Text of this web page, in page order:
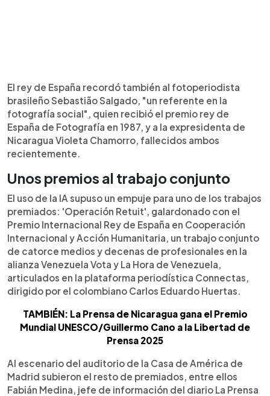
El rey de España recordó también al fotoperiodista
brasileño Sebastião Salgado, "un referente en la
fotografía social", quien recibió el premio rey de
España de Fotografía en 1987, y a la expresidenta de
Nicaragua Violeta Chamorro, fallecidos ambos
recientemente.
Unos premios al trabajo conjunto
El uso de la IA supuso un empuje para uno de los trabajos
premiados: 'Operación Retuit', galardonado con el
Premio Internacional Rey de España en Cooperación
Internacional y Acción Humanitaria, un trabajo conjunto
de catorce medios y decenas de profesionales en la
alianza Venezuela Vota y La Hora de Venezuela,
articulados en la plataforma periodística Connectas,
dirigido por el colombiano Carlos Eduardo Huertas.
TAMBIÉN: La Prensa de Nicaragua gana el Premio
Mundial UNESCO/Guillermo Cano a la Libertad de
Prensa 2025
Al escenario del auditorio de la Casa de América de
Madrid subieron el resto de premiados, entre ellos
Fabián Medina, jefe de información del diario La Prensa